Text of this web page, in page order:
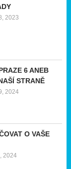
2023
6 ANEB
STRANĚ
2024
O VAŠE
2024